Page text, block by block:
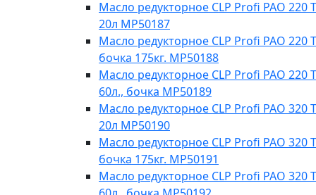
Масло редукторное CLP Profi PAO 220
20л MP50187
Масло редукторное CLP Profi PAO 220
бочка 175кг. МР50188
Масло редукторное CLP Profi PAO 220
60л., бочка МР50189
Масло редукторное CLP Profi PAO 320
20л МР50190
Масло редукторное CLP Profi PAO 320
бочка 175кг. МР50191
Масло редукторное CLP Profi PAO 320